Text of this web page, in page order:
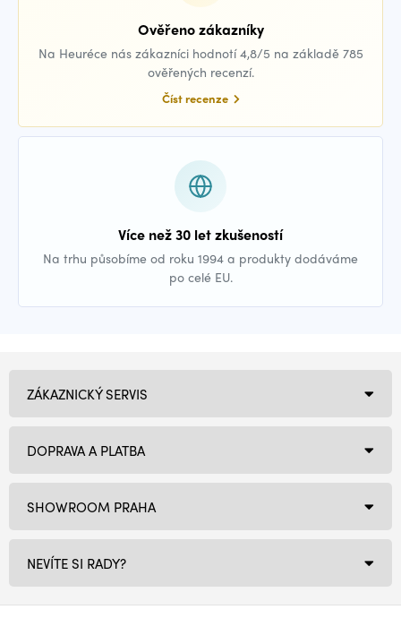
Ověřeno zákazníky
Na Heuréce nás zákazníci hodnotí 4,8/5 na základě 785
ověřených recenzí.
Číst recenze
Více než 30 let zkušeností
Na trhu působíme od roku 1994 a produkty dodáváme
po celé EU.
SHOWROOM PRAHA
NEVÍTE SI RADY?
ZÁKAZNICKÝ SERVIS
DOPRAVA A PLATBA